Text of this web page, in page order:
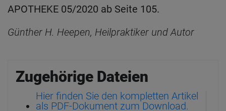
APOTHEKE 05/2020 ab Seite 105.
Günther H. Heepen, Heilpraktiker und Autor
Zugehörige Dateien
Hier finden Sie den kompletten Artikel
als PDF-Dokument zum Download.